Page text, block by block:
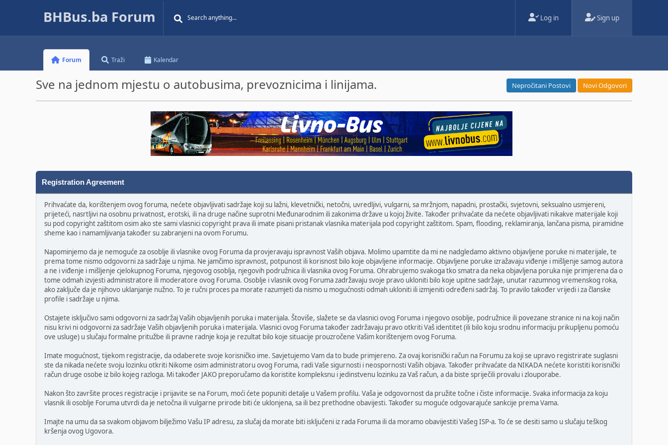
BHBus.ba Forum Log in Sign up
Forum Traži Kalendar
Sve na jednom mjestu o autobusima, prevoznicima i linijama. Nepročitani Postovi Novi Odgovori
Registration Agreement
Prihvaćate da, korištenjem ovog foruma, nećete objavljivati sadržaje koji su lažni, klevetnički, netočni, uvredljivi, vulgarni, sa mržnjom, napadni, prostački, svjetovni, seksualno usmjereni,
prijeteći, nasrtljivi na osobnu privatnost, erotski, ili na druge načine suprotni Međunarodnim ili zakonima države u kojoj živite. Također prihvaćate da nećete objavljivati nikakve materijale koji
su pod copyright zaštitom osim ako ste sami vlasnici copyright prava ili imate pisani pristanak vlasnika materijala pod copyright zaštitom. Spam, flooding, reklamiranja, lančana pisma, piramidne
sheme kao i namamljivanja također su zabranjeni na ovom Forumu.
Napominjemo da je nemoguće za osoblje ili vlasnike ovog Foruma da provjeravaju ispravnost Vaših objava. Molimo upamtite da mi ne nadgledamo aktivno objavljene poruke ni materijale, te
prema tome nismo odgovorni za sadržaje u njima. Ne jamčimo ispravnost, potpunost ili korisnost bilo koje objavljene informacije. Objavljene poruke izražavaju viđenje i mišljenje samog autora
a ne i viđenje i mišljenje cjelokupnog Foruma, njegovog osoblja, njegovih podružnica ili vlasnika ovog Foruma. Ohrabrujemo svakoga tko smatra da neka objavljena poruka nije primjerena da o
tome odmah izvjesti administratore ili moderatore ovog Foruma. Osoblje i vlasnik ovog Foruma zadržavaju svoje pravo ukloniti bilo koje upitne sadržaje, unutar razumnog vremenskog roka,
ako zaključe da je njihovo uklanjanje nužno. To je ručni proces pa morate razumjeti da nismo u mogućnosti odmah ukloniti ili izmjeniti određeni sadržaj. To pravilo također vrijedi i za članske
profile i sadržaje u njima.
Ostajete isključivo sami odgovorni za sadržaj Vaših objavljenih poruka i materijala. Štoviše, slažete se da vlasnici ovog Foruma i njegovo osoblje, podružnice ili povezane stranice ni na koji način
nisu krivi ni odgovorni za sadržaje Vaših objavljenih poruka i materijala. Vlasnici ovog Foruma također zadržavaju pravo otkriti Vaš identitet (ili bilo koju srodnu informaciju prikupljenu pomoću
ove usluge) u slučaju formalne pritužbe ili pravne radnje koja je rezultat bilo koje situacije prouzročene Vašim korištenjem ovog Foruma.
Imate mogućnost, tijekom registracije, da odaberete svoje korisničko ime. Savjetujemo Vam da to bude primjereno. Za ovaj korisnički račun na Forumu za koji se upravo registrirate suglasni
ste da nikada nećete svoju lozinku otkriti Nikome osim administratoru ovog Foruma, radi Vaše sigurnosti i neospornosti Vaših objava. Također prihvaćate da NIKADA nećete koristiti korisnički
račun druge osobe iz bilo kojeg razloga. Mi također JAKO preporučamo da koristite kompleksnu i jedinstvenu lozinku za Vaš račun, a da biste spriječili provalu i zlouporabe.
Nakon što završite proces registracije i prijavite se na Forum, moći ćete popuniti detalje u Vašem profilu. Vaša je odgovornost da pružite točne i čiste informacije. Svaka informacija za koju
vlasnik ili osoblje Foruma utvrdi da je netočna ili vulgarne prirode biti će uklonjena, sa ili bez prethodne obavijesti. Također su moguće odgovarajuće sankcije prema Vama.
Imajte na umu da sa svakom objavom bilježimo Vašu IP adresu, za slučaj da morate biti isključeni iz rada Foruma ili da moramo obavijestiti Vašeg ISP-a. To će se desiti samo u slučaju teškog
kršenja ovog Ugovora.